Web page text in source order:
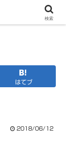
はてブ
2018/06/12
検索